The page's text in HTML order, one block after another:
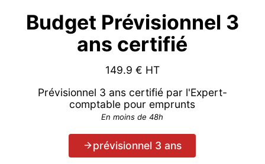
Budget Prévisionnel 3
ans certifié
149.9 € HT
Prévisionnel 3 ans certifié par l'Expert-
comptable pour emprunts
En moins de 48h
prévisionnel 3 ans